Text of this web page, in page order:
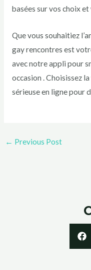
basées sur vos choix
Que vous souhaitiez
gay rencontres est
avec notre appli pour
occasion . Choisissez
sérieuse en ligne pour
← Previous Post